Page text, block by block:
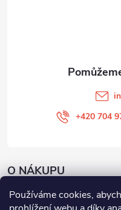
Používáme cookies,
+420 704
O NÁKUPU
Facebook